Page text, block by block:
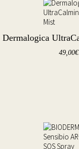
Dermalogica
49,00€